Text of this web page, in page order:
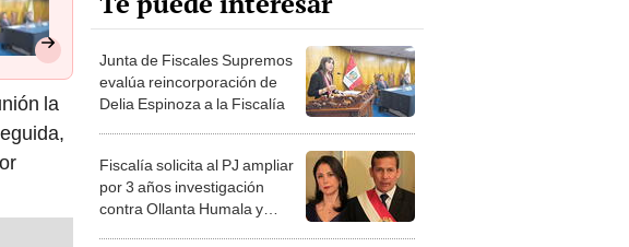
la
Junta de Fiscales Supremos
evalúa reincorporación de
Delia Espinoza a la Fiscalía
Fiscalía solicita al PJ ampliar
por 3 años investigación
contra Ollanta Humala y